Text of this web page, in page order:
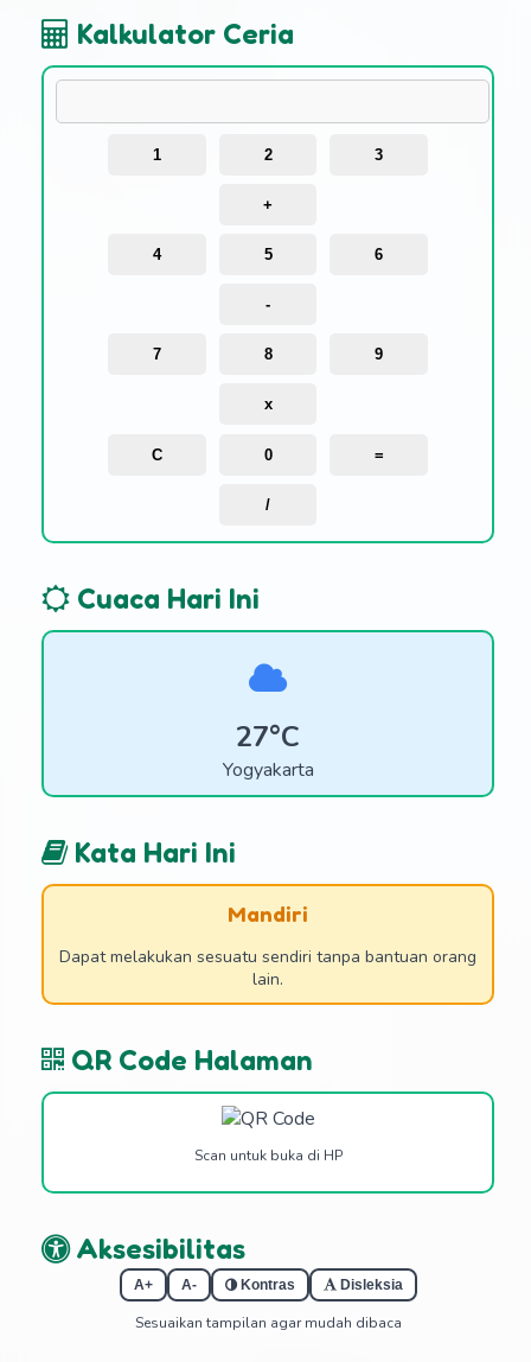
Kalkulator Ceria
1 2 3
+
4 5 6
-
7 8 9
x
C 0 =
/
Cuaca Hari Ini
27°C
Yogyakarta
Kata Hari Ini
Mandiri
Dapat melakukan sesuatu sendiri tanpa bantuan orang
lain.
QR Code Halaman
Scan untuk buka di HP
Aksesibilitas
A+ A- Kontras Disleksia
Sesuaikan tampilan agar mudah dibaca